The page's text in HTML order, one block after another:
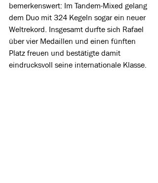
bemerkenswert: Im Tandem-Mixed gelang
dem Duo mit 324 Kegeln sogar ein neuer
Weltrekord. Insgesamt durfte sich Rafael
über vier Medaillen und einen fünften
Platz freuen und bestätigte damit
eindrucksvoll seine internationale Klasse.